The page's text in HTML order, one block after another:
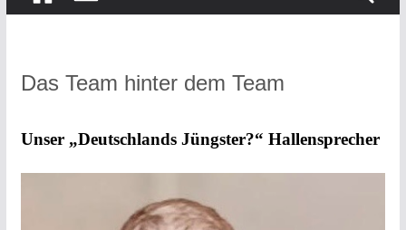
Das Team hinter dem Team
Unser „Deutschlands Jüngster?“ Hallensprecher